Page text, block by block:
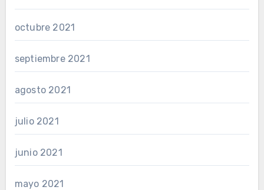
octubre 2021
septiembre 2021
agosto 2021
julio 2021
junio 2021
mayo 2021